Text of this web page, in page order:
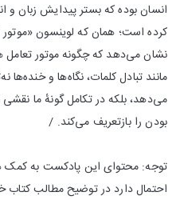
انسان بوده که بستر پیدایش زبان و
کرده است؛ همان که لوینسون
نشان می‌دهد که چگونه موتور
مانند تبادل کلمات، نگاه‌ها و
می‌دهد، بلکه در تکامل گونهٔ ما نقشی
بودن را بازتعریف می‌کند. /
توجه: محتوای این پادکست به
احتمال دارد در توضیح مطالب